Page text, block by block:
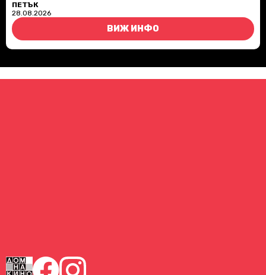
ПЕТЪК
28.08.2026
ВИЖ ИНФО